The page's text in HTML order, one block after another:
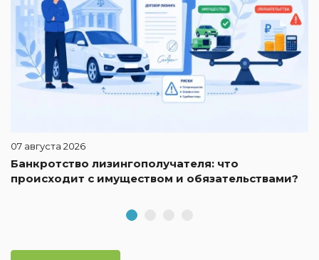
07 августа 2026
Банкротство лизингополучателя: что
происходит с имуществом и обязательствами?